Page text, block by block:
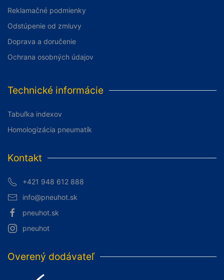
Reklamačné podmienky
Odstúpenie od zmluvy
Doprava a doručenie
Ochrana osobných údajov
Technické informácie
Tabuľka indexov
Homologizácia pneumatík
Kontakt
+421 948 612 888
info@pneuhot.sk
pneuhot.sk
pneuhot
Overený dodávateľ